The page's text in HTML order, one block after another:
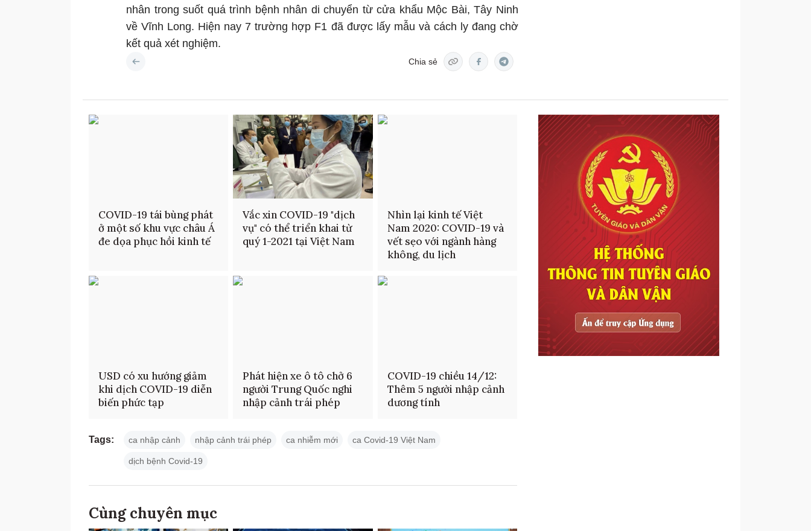
nhân trong suốt quá trình bệnh nhân di chuyển từ cửa khẩu Mộc Bài, Tây Ninh
về Vĩnh Long. Hiện nay 7 trường hợp F1 đã được lấy mẫu và cách ly đang chờ
kết quả xét nghiệm.
Chia sẻ
COVID-19 tái bùng phát
ở một số khu vực châu Á
đe dọa phục hồi kinh tế
Vắc xin COVID-19 "dịch
vụ" có thể triển khai từ
quý 1-2021 tại Việt Nam
Nhìn lại kinh tế Việt
Nam 2020: COVID-19 và
vết sẹo với ngành hàng
không, du lịch
USD có xu hướng giảm
khi dịch COVID-19 diễn
biến phức tạp
Phát hiện xe ô tô chở 6
người Trung Quốc nghi
nhập cảnh trái phép
COVID-19 chiều 14/12:
Thêm 5 người nhập cảnh
dương tính
Tags: ca nhập cảnh nhập cảnh trái phép ca nhiễm mới ca Covid-19 Việt Nam
dịch bệnh Covid-19
Cùng chuyên mục